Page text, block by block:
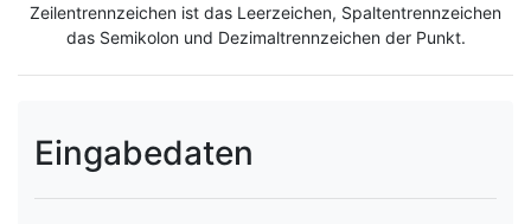
Zeilentrennzeichen ist das Leerzeichen, Spaltentrennzeichen
das Semikolon und Dezimaltrennzeichen der Punkt.
Eingabedaten